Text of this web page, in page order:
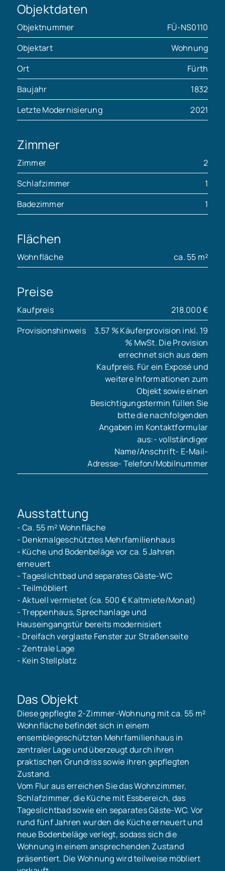
Objektdaten
Objektnummer
FÜ-NS0110
Objektart
Wohnung
Ort
Fürth
Baujahr
1832
Letzte Modernisierung
2021
Zimmer
Zimmer
2
Schlafzimmer
1
Badezimmer
1
Flächen
Wohnfläche ca. 55 m²
Preise
Kaufpreis
218.000 €
Provisionshinweis
3,57 % Käuferprovision inkl. 19
% MwSt. Die Provision
errechnet sich aus dem
Kaufpreis. Für ein Exposé und
weitere Informationen zum
Objekt sowie einen
Besichtigungstermin füllen Sie
bitte die nachfolgenden
Angaben im Kontaktformular
aus:- vollständiger
Name/Anschrift- E-Mail-
Adresse- Telefon/Mobilnummer
Ausstattung
- Ca. 55 m² Wohnfläche
- Denkmalgeschütztes Mehrfamilienhaus
- Küche und Bodenbeläge vor ca. 5 Jahren
erneuert
- Tageslichtbad und separates Gäste-WC
- Teilmöbliert
- Aktuell vermietet (ca. 500 € Kaltmiete/Monat)
- Treppenhaus, Sprechanlage und
Hauseingangstür bereits modernisiert
- Dreifach verglaste Fenster zur Straßenseite
- Zentrale Lage
- Kein Stellplatz
Das Objekt
Diese gepflegte 2-Zimmer-Wohnung mit ca. 55 m²
Wohnfläche befindet sich in einem
ensemblegeschützten Mehrfamilienhaus in
zentraler Lage und überzeugt durch ihren
praktischen Grundriss sowie ihren gepflegten
Zustand.
Vom Flur aus erreichen Sie das Wohnzimmer,
Schlafzimmer, die Küche mit Essbereich, das
Tageslichtbad sowie ein separates Gäste-WC. Vor
rund fünf Jahren wurden die Küche erneuert und
neue Bodenbeläge verlegt, sodass sich die
Wohnung in einem ansprechenden Zustand
präsentiert. Die Wohnung wird teilweise möbliert